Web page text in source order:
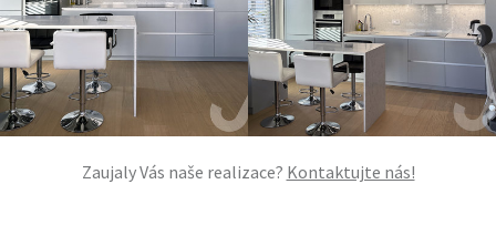
Zaujaly Vás naše realizace? Kontaktujte nás!